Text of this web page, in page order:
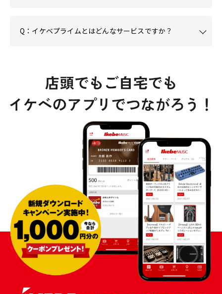
Q：イケベプライムとはどんなサービスですか？